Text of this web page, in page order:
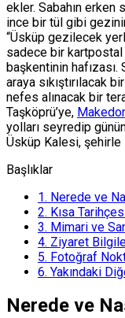
ekler. Sabahın erken
ince bir tül gibi
“Üsküp gezilecek
sadece bir kartpostal
başkentinin hafızası.
araya sıkıştırılacak
nefes alınacak bir
Taşköprü’ye,
yolları seyredip
Üsküp Kalesi, şehirle
Başlıklar
1. Nerede ve
2. Kısa
3. Mimari ve
4. Ziyaret
5. Fotoğraf
6. Yakındaki
Nerede ve